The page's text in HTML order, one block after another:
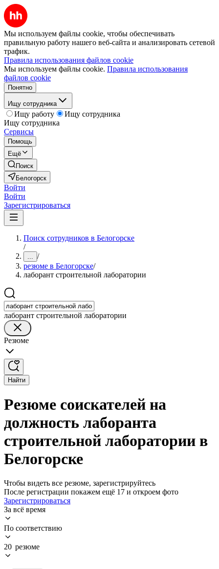
Мы используем файлы cookie, чтобы обеспечивать
правильную работу нашего веб-сайта и анализировать сетевой
трафик.
Правила использования файлов cookie
Мы используем файлы cookie. Правила использования
файлов cookie
Понятно
Ищу сотрудника
Ищу работу
Ищу сотрудника
Ищу сотрудника
Сервисы
Помощь
Ещё
Поиск
Белогорск
Войти
Войти
Зарегистрироваться
Поиск сотрудников в Белогорске
/
... /
резюме в Белогорске/
лаборант строительной лаборатории
лаборант строительной лаборатории
Резюме
Найти
Резюме соискателей на
должность лаборанта
строительной лаборатории в
Белогорске
Чтобы видеть все резюме, зарегистрируйтесь
После регистрации покажем ещё 17 и откроем фото
Зарегистрироваться
За всё время
По соответствию
20 резюме